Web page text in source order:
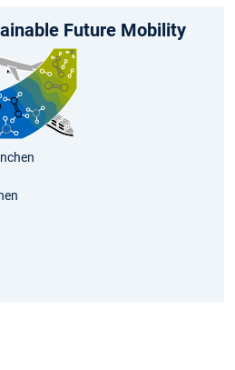
Future Mobility